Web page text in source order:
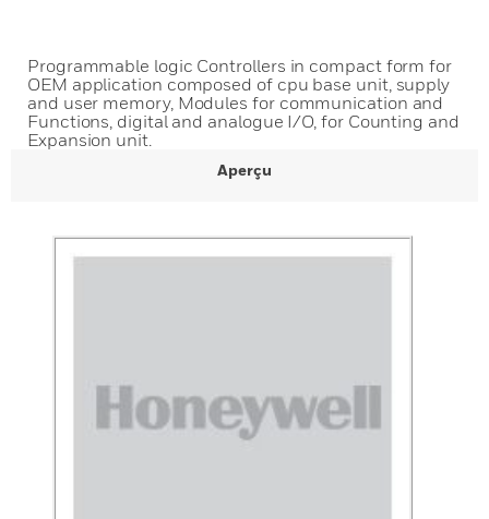
Programmable logic Controllers in compact form for
OEM application composed of cpu base unit, supply
and user memory, Modules for communication and
Functions, digital and analogue I/O, for Counting and
Expansion unit.
Aperçu